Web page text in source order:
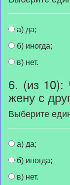
а) да;
б) иногда;
в) нет.
6. (из 10):
жену с
Выберите
а) да;
б) иногда;
в) нет.